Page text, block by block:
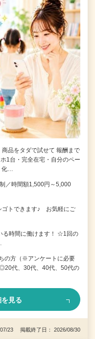
品をタダで試せて 報酬まで
1台・完全在宅・自分のペー
化…
／時間額1,500円～5,000
ゴトできます♪ お気軽にご
る時間に働けます！ ☆1回の
の方（※アンケートに必要
代、30代、40代、50代の
見る
07/23 掲載終了日： 2026/08/30